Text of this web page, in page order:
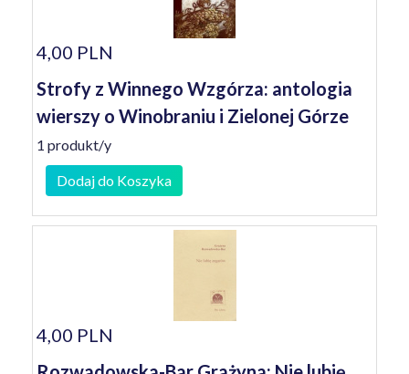
4,00 PLN
Strofy z Winnego Wzgórza: antologia
wierszy o Winobraniu i Zielonej Górze
1 produkt/y
Dodaj do Koszyka
4,00 PLN